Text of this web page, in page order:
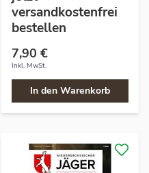
versandkostenfrei
bestellen
7,90 €
Inkl. MwSt.
In den Warenkorb